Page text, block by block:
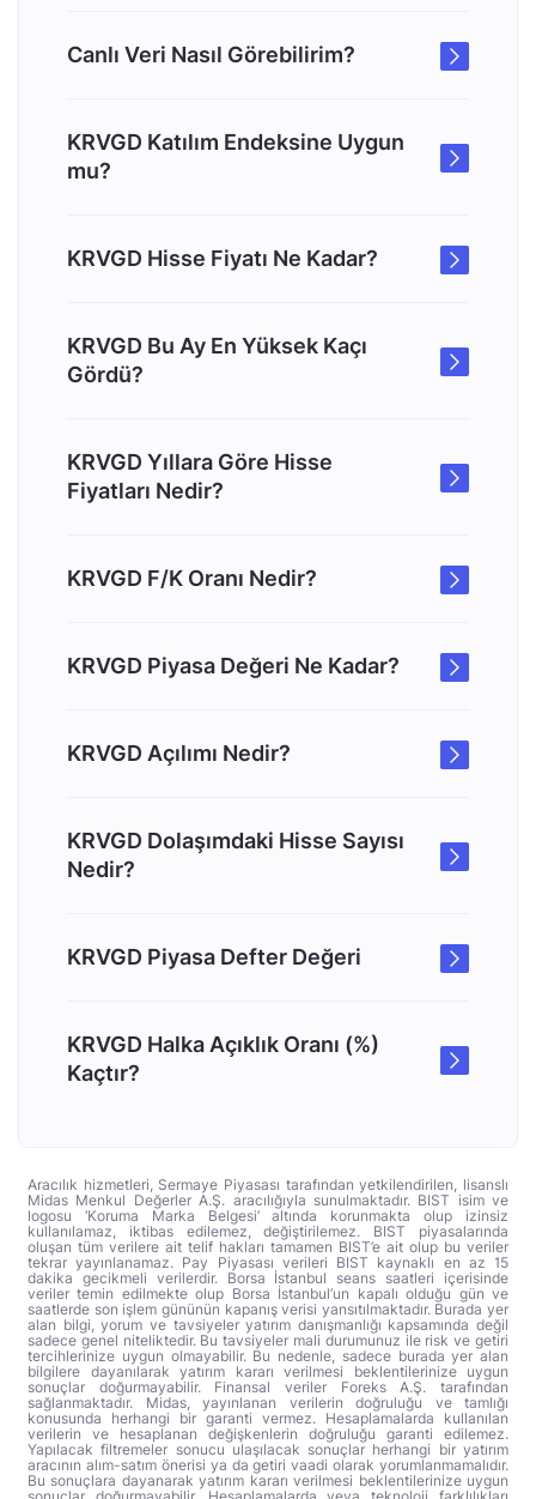
Canlı Veri Nasıl Görebilirim?
KRVGD Katılım Endeksine Uygun
mu?
KRVGD Hisse Fiyatı Ne Kadar?
KRVGD Bu Ay En Yüksek Kaçı
Gördü?
KRVGD Yıllara Göre Hisse
Fiyatları Nedir?
KRVGD F/K Oranı Nedir?
KRVGD Piyasa Değeri Ne Kadar?
KRVGD Açılımı Nedir?
KRVGD Dolaşımdaki Hisse Sayısı
Nedir?
KRVGD Piyasa Defter Değeri
KRVGD Halka Açıklık Oranı (%)
Kaçtır?
Aracılık hizmetleri, Sermaye Piyasası tarafından yetkilendirilen, lisanslı
Midas Menkul Değerler A.Ş. aracılığıyla sunulmaktadır. BIST isim ve
logosu ‘Koruma Marka Belgesi’ altında korunmakta olup izinsiz
kullanılamaz, iktibas edilemez, değiştirilemez. BIST piyasalarında
oluşan tüm verilere ait telif hakları tamamen BIST’e ait olup bu veriler
tekrar yayınlanamaz. Pay Piyasası verileri BIST kaynaklı en az 15
dakika gecikmeli verilerdir. Borsa İstanbul seans saatleri içerisinde
veriler temin edilmekte olup Borsa İstanbul’un kapalı olduğu gün ve
saatlerde son işlem gününün kapanış verisi yansıtılmaktadır. Burada yer
alan bilgi, yorum ve tavsiyeler yatırım danışmanlığı kapsamında değil
sadece genel niteliktedir. Bu tavsiyeler mali durumunuz ile risk ve getiri
tercihlerinize uygun olmayabilir. Bu nedenle, sadece burada yer alan
bilgilere dayanılarak yatırım kararı verilmesi beklentilerinize uygun
sonuçlar doğurmayabilir. Finansal veriler Foreks A.Ş. tarafından
sağlanmaktadır. Midas, yayınlanan verilerin doğruluğu ve tamlığı
konusunda herhangi bir garanti vermez. Hesaplamalarda kullanılan
verilerin ve hesaplanan değişkenlerin doğruluğu garanti edilemez.
Yapılacak filtremeler sonucu ulaşılacak sonuçlar herhangi bir yatırım
aracının alım-satım önerisi ya da getiri vaadi olarak yorumlanmamalıdır.
Bu sonuçlara dayanarak yatırım kararı verilmesi beklentilerinize uygun